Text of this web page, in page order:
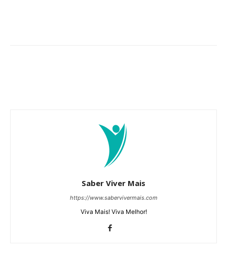
Saber Viver Mais
https://www.sabervivermais.com
Viva Mais! Viva Melhor!